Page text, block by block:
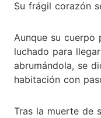
Su frágil corazón
Aunque su cuerpo
luchado para
abrumándola, se
habitación con
Tras la muerte de